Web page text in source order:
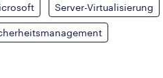
Server-Virtualisierung